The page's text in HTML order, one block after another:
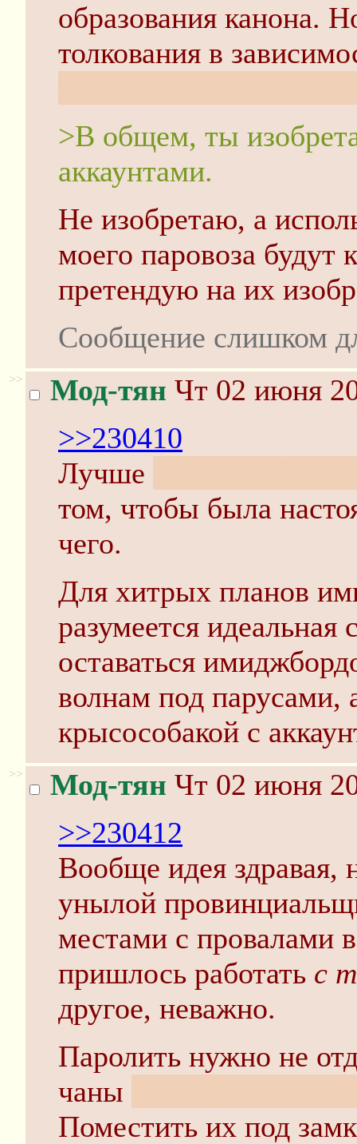
образования канона.
толкования в
>В общем, ты
аккаунтами.
Не изобретаю, а
моего паровоза будут
претендую на их
Сообщение слишком
>> Мод-тян Чт 02 июня
>>230410
Лучше
том, чтобы была
чего.
Для хитрых планов
разумеется
оставаться
волнам под парусами,
крысособакой с
>> Мод-тян Чт 02 июня
>>230412
Вообще идея здравая,
унылой
местами с провалами
пришлось работать с
другое, неважно.
Паролить нужно не
чаны
Поместить их под